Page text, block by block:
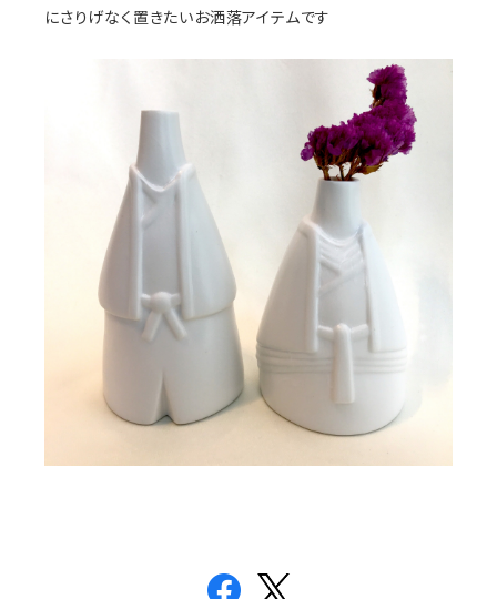
にさりげなく置きたいお洒落アイテムです